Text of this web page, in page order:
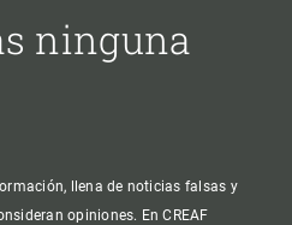
ninguna
llena de noticias falsas y
opiniones. En CREAF